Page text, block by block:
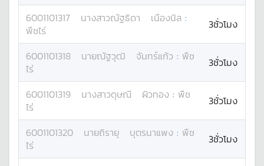
6001101317 นางสาวณัฐธิดา เนืองนิล :
พืชไร่
3ชั่วโมง
6001101318 นายณัฐวุฒิ จันทร์แก้ว : พืช
ไร่
3ชั่วโมง
6001101319 นางสาวดุษณี ผิวทอง : พืช
ไร่
3ชั่วโมง
6001101320 นายถิรายุ บุตรนาแพง : พืช
ไร่
3ชั่วโมง